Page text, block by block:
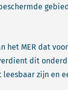
het MER dat
dit
zijn en